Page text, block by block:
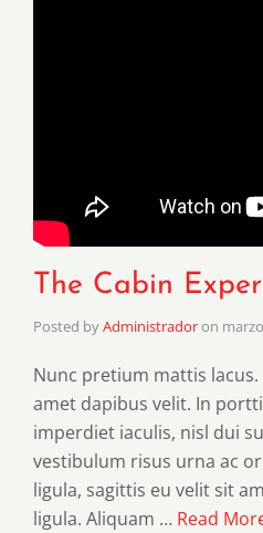
The Cabin
Posted byAdministradoron
Nunc pretium mattis
amet dapibus velit. In
imperdiet iaculis, nisl dui
vestibulum risus urna ac
ligula, sagittis eu velit sit
ligula. Aliquam … Read